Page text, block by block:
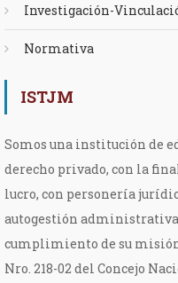
Investigación-
Normativa
ISTJM
Somos una institución de
derecho privado, con la
lucro, con personería
autogestión
cumplimiento de su
Nro. 218-02 del Concejo